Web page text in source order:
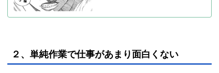
２、単純作業で仕事があまり面白くない